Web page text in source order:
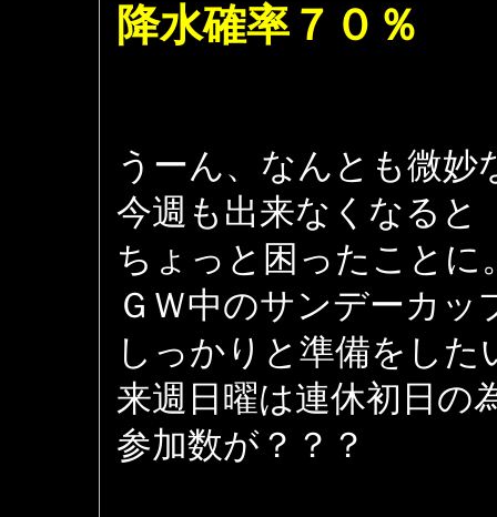
降水確率７０％
うーん、なんとも微妙
今週も出来なくなると
ちょっと困ったことに
ＧＷ中のサンデーカッ
しっかりと準備をし
来週日曜は連休初日の
参加数が？？？